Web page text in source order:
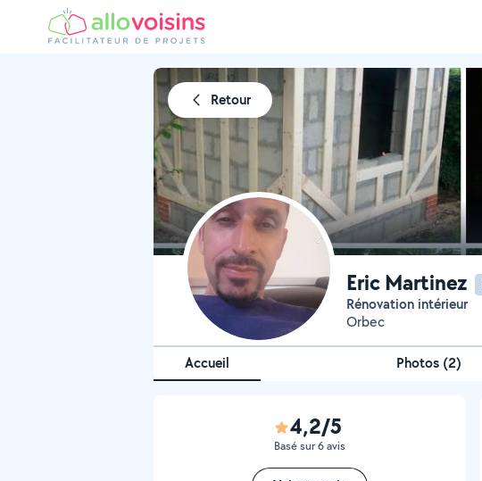
Retour
Eric Martinez
Rénovation intérieur
Orbec
Accueil Photos (2)
4,2/5
Basé sur 6 avis